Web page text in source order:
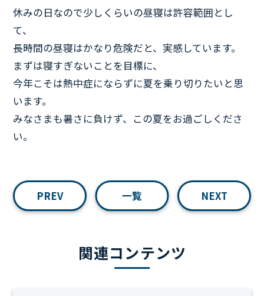
休みの日なので少しくらいの昼寝は許容範囲とし
て、
長時間の昼寝はかなり危険だと、実感しています。
まずは寝すぎないことを目標に、
今年こそは熱中症にならずに夏を乗り切りたいと思
います。
みなさまも暑さに負けず、この夏をお過ごしくださ
い。
PREV 一覧 NEXT
関連コンテンツ